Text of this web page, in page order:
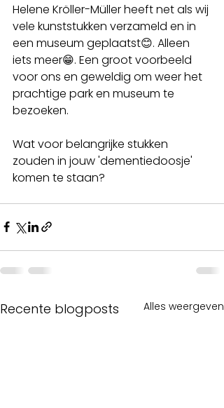
Helene Kröller-Müller heeft net als wij
vele kunststukken verzameld en in
een museum geplaatst😊. Alleen
iets meer😁. Een groot voorbeeld
voor ons en geweldig om weer het
prachtige park en museum te
bezoeken.
Wat voor belangrijke stukken
zouden in jouw 'dementiedoosje'
komen te staan?
Recente blogposts Alles weergeven